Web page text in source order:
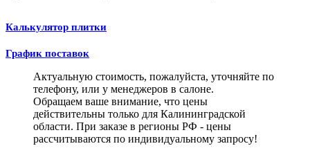
Калькулятор плитки
График поставок
Актуальную стоимость, пожалуйста, уточняйте по
телефону, или у менеджеров в салоне.
Обращаем ваше внимание, что цены
действительны только для Калининградской
области. При заказе в регионы РФ - цены
рассчитываются по индивидуальному запросу!